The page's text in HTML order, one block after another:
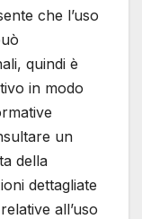
che l’uso
quindi è
in modo
un
della
dettagliate
all’uso